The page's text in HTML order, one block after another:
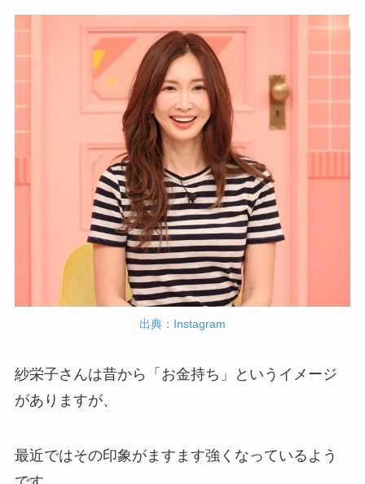
出典：Instagram
紗栄子さんは昔から「お金持ち」というイメージ
がありますが、
最近ではその印象がますます強くなっているよう